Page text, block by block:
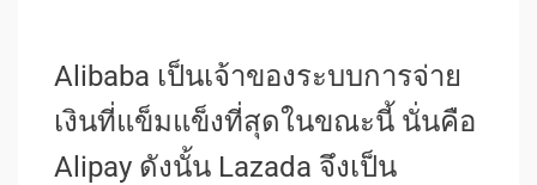
Alibaba เป็นเจ้าของระบบการจ่าย
เงินที่แข็มแข็งที่สุดในขณะนี้ นั่นคือ
Alipay ดังนั้น Lazada จึงเป็น